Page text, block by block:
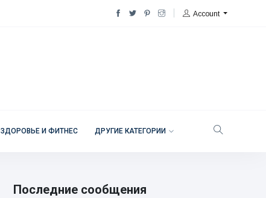
Account
ЗДОРОВЬЕ И ФИТНЕС ДРУГИЕ КАТЕГОРИИ
Последние сообщения